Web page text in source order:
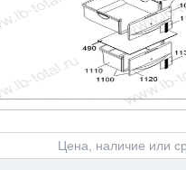
Цена, наличие или